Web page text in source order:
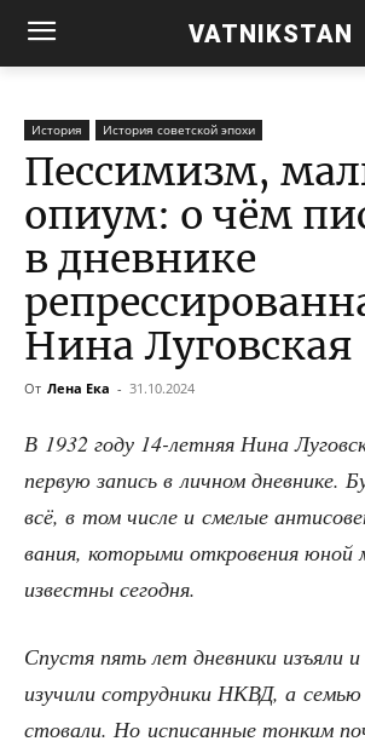
VATNIKSTAN
История История советской эпохи
Пессимизм,
опиум: о чём
в дневнике
Нина Луговская
От Лена Ека - 31.10.2024
В 1932 году 14-лет­няя Нина
первую запись в лич­ном днев­ни­ке.
всё, в том чис­ле и сме­лые
ва­ния, кото­ры­ми откро­ве­ния юной
извест­ны сегодня.
Спу­стя пять лет днев­ни­ки изъ­яли
изу­чи­ли сотруд­ни­ки НКВД, а
сто­ва­ли. Но испи­сан­ные тон­ким